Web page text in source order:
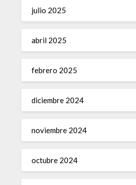
julio 2025
abril 2025
febrero 2025
diciembre 2024
noviembre 2024
octubre 2024